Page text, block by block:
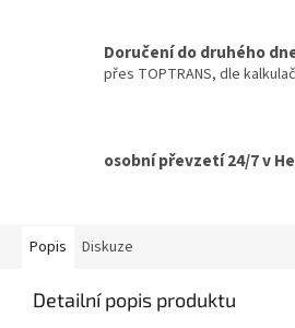
Doručení do druhého
přes TOPTRANS, dle
osobní převzetí 24/7 v
Popis Diskuze
Detailní popis produktu